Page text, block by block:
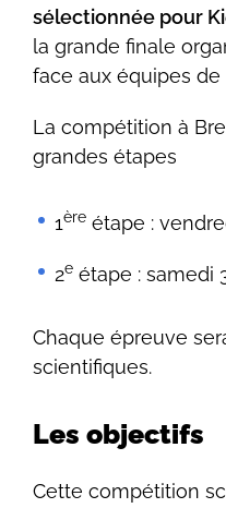
sélectionnée pour
la grande finale
face aux équipes de
La compétition à
grandes étapes
1ère étape :
2e étape : samedi
Chaque épreuve
scientifiques.
Les objectifs
Cette compétition